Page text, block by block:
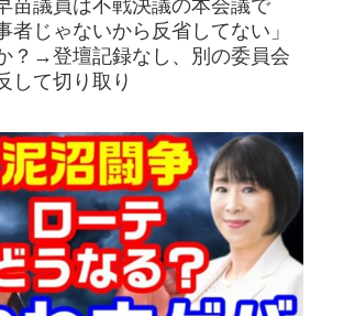
苗議員は不戦決議の本会議で
者じゃないから反省してない」
？→登壇記録なし、別の委員会
して切り取り